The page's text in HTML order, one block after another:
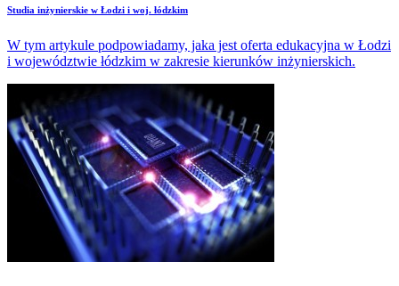
Studia inżynierskie w Łodzi i woj. łódzkim
W tym artykule podpowiadamy, jaka jest oferta edukacyjna w Łodzi
i województwie łódzkim w zakresie kierunków inżynierskich.